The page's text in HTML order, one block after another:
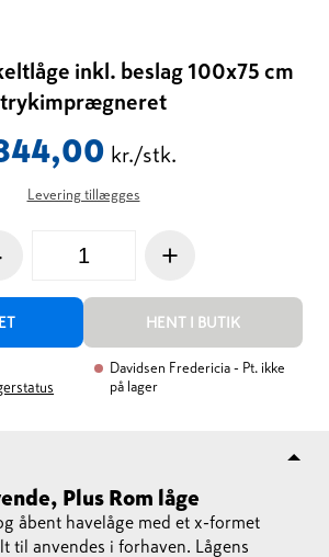
inkl. beslag 100x75 cm
trykimprægneret
kr./stk.
Levering tillægges
+
HENT I BUTIK
Davidsen Fredericia - Pt. ikke
på lager
Plus Rom låge
åbent havelåge med et x-formet
til anvendes i forhaven. Lågens